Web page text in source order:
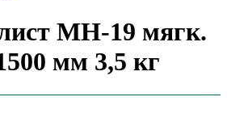
МН-19 мягк.
мм 3,5 кг